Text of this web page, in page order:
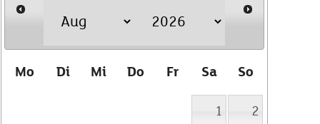
Mo Di Mi Do Fr Sa So
1 2